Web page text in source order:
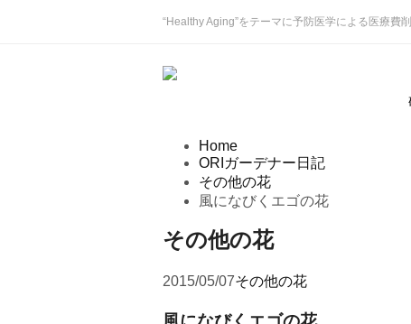
“Healthy Aging”をテーマに予防医学による医療費
Home
ORIガーデナー日記
その他の花
風になびくエゴの花
その他の花
2015/05/07その他の花